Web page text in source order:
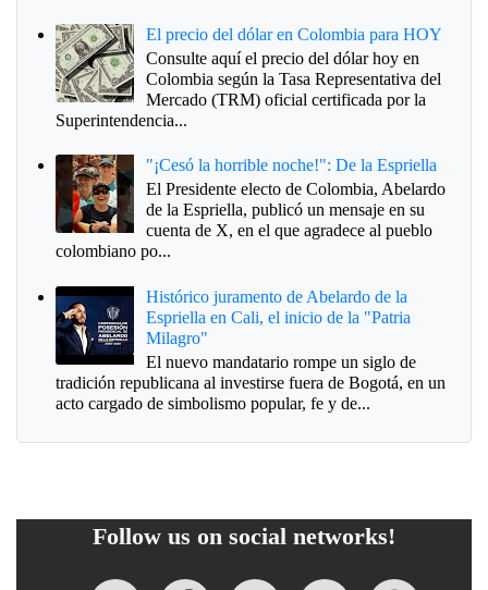
El precio del dólar en Colombia para HOY
Consulte aquí el precio del dólar hoy en
Colombia según la Tasa Representativa del
Mercado (TRM) oficial certificada por la
Superintendencia...
"¡Cesó la horrible noche!": De la Espriella
El Presidente electo de Colombia, Abelardo
de la Espriella, publicó un mensaje en su
cuenta de X, en el que agradece al pueblo
colombiano po...
Histórico juramento de Abelardo de la
Espriella en Cali, el inicio de la "Patria
Milagro"
El nuevo mandatario rompe un siglo de
tradición republicana al investirse fuera de Bogotá, en un
acto cargado de simbolismo popular, fe y de...
Follow us on social networks!